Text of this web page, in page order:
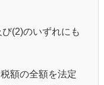
(2)のいずれにも
額の全額を法定